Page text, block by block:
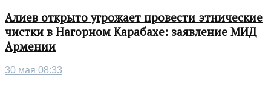
Алиев открыто угрожает провести этнические
чистки в Нагорном Карабахе: заявление МИД
Армении
30 мая 08:33